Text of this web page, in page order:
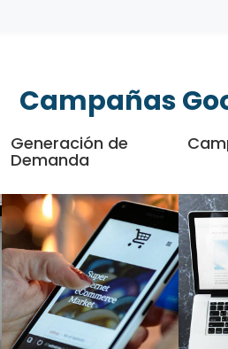
Campañas
Generación de
Demanda